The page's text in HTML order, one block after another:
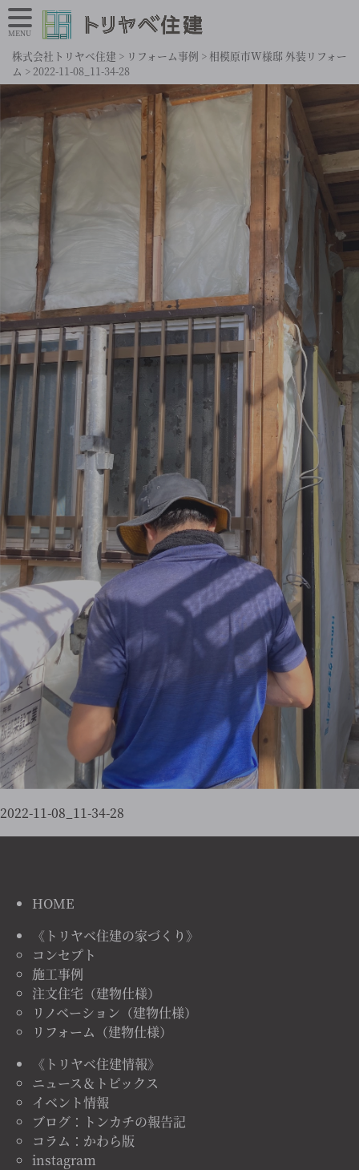
株式会社トリヤベ住建 > リフォーム事例 > 相模原市W様邸 外装リフォー
ム >2022-11-08_11-34-28
2022-11-08_11-34-28
MENU
HOME
《トリヤベ住建の家づくり》
コンセプト
施工事例
注文住宅（建物仕様）
リノベーション（建物仕様）
リフォーム（建物仕様）
《トリヤベ住建情報》
ニュース＆トピックス
イベント情報
ブログ：トンカチの報告記
コラム：かわら版
instagram